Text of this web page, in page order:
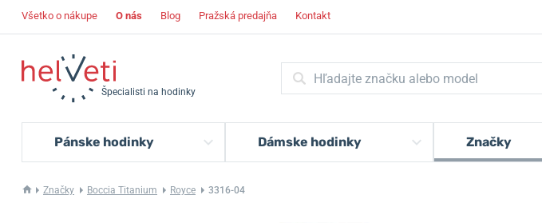
Všetko o nákupe O nás Blog Pražská predajňa Kontakt
Špecialisti na hodinky
Pánske hodinky Dámske hodinky Značky
Značky Boccia Titanium Royce 3316-04